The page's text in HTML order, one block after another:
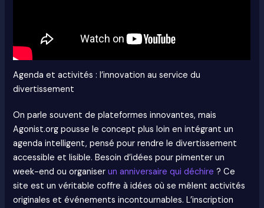
Agenda et activités : l’innovation au service du
divertissement
On parle souvent de plateformes innovantes, mais
Agonist.org pousse le concept plus loin en intégrant un
agenda intelligent, pensé pour rendre le divertissement
accessible et lisible. Besoin d’idées pour pimenter un
week-end ou organiserun anniversaire qui déchire ? Ce
site est un véritable coffre à idées où se mêlent activités
originales et événements incontournables. L’inscription